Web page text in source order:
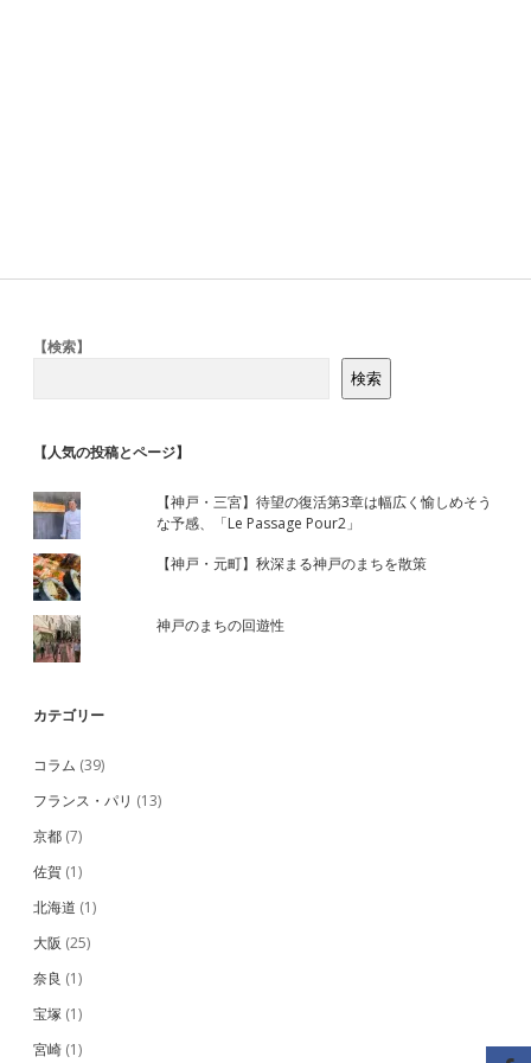
Sidebar
【検索】
検索
【人気の投稿とページ】
【神戸・三宮】待望の復活第3章は幅広く愉しめそう
な予感、「Le Passage Pour2」
【神戸・元町】秋深まる神戸のまちを散策
神戸のまちの回遊性
カテゴリー
コラム (39)
フランス・パリ (13)
京都 (7)
佐賀 (1)
北海道 (1)
大阪 (25)
奈良 (1)
宝塚 (1)
宮崎 (1)